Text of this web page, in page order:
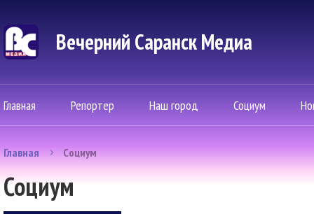
Вечерний Саранск Mедиа
Главная Репортер Наш город Социум
Главная Социум
Социум